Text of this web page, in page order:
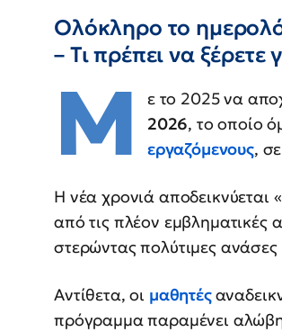
Ολόκληρο το
– Τι πρέπει να
Μ ε το 2025 να
2026, το οποίο
εργαζόμενους,
Η νέα χρονιά αποδεικνύεται
από τις πλέον εμβληματικές
στερώντας πολύτιμες
Αντίθετα, οι μαθητές
πρόγραμμα παραμένει